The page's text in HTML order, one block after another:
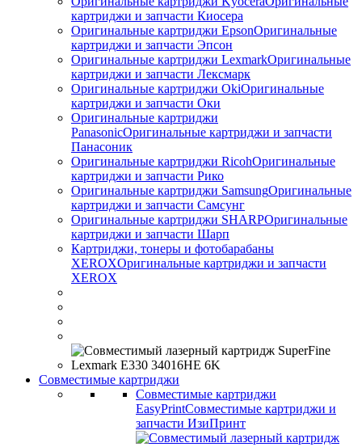
картриджи и запчасти Киосера
Оригинальные картриджи EpsonОригинальные
картриджи и запчасти Эпсон
Оригинальные картриджи LexmarkОригинальные
картриджи и запчасти Лексмарк
Оригинальные картриджи ОkiОригинальные
картриджи и запчасти Оки
Оригинальные картриджи
PanasonicОригинальные картриджи и запчасти
Панасоник
Оригинальные картриджи RicohОригинальные
картриджи и запчасти Рико
Оригинальные картриджи SamsungОригинальные
картриджи и запчасти Самсунг
Оригинальные картриджи SHARPОригинальные
картриджи и запчасти Шарп
Картриджи, тонеры и фотобарабаны
XEROXОригинальные картриджи и запчасти
XEROX
Совместимые картриджи
Совместимые картриджи
EasyPrintСовместимые картриджи и
запчасти ИзиПринт